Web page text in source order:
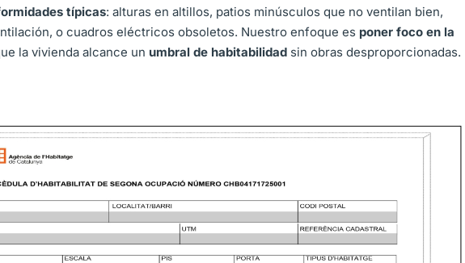
típicas: alturas en altillos, patios minúsculos que no ventilan bien,
o cuadros eléctricos obsoletos. Nuestro enfoque es poner foco en la
la vivienda alcance un umbral de habitabilidad sin obras desproporcionadas.